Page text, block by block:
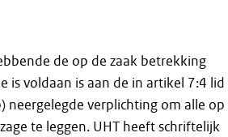
de op de zaak betrekking
is voldaan is aan de in artikel 7:4 lid
neergelegde verplichting om alle op
te leggen. UHT heeft schriftelijk